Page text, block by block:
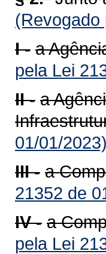
(Revogado
I - a
pela Lei
II - a
01/01/2023)
III - a
21352 de
IV - a
pela Lei